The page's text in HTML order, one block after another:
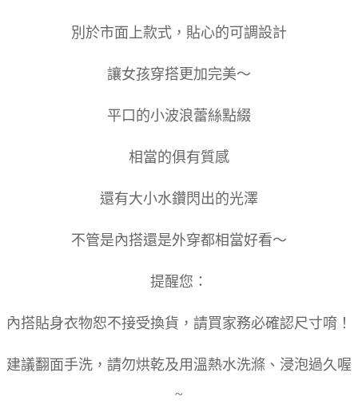
別於市面上款式，貼心的可調設計
讓女孩穿搭更加完美～
平口的小波浪蕾絲點綴
相當的俱有質感
還有大小水鑽閃出的光澤
不管是內搭還是外穿都相當好看～
提醒您：
內搭貼身衣物恕不接受換貨，請買家務必確認尺寸唷！
建議翻面手洗，請勿烘乾及用溫熱水洗滌、浸泡過久喔
~